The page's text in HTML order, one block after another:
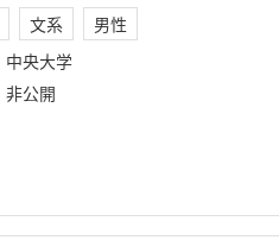
文系
男性
中央大学
非公開